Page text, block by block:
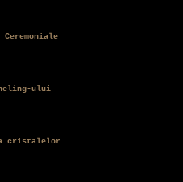
ului
cristalelor